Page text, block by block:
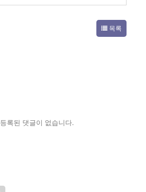
목록
등록된 댓글이 없습니다.